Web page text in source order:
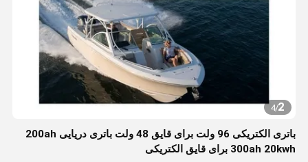
2
/
4
باتری الکتریکی 96 ولت برای قایق 48 ولت باتری دریایی 200ah
300ah 20kwh برای قایق الکتریکی